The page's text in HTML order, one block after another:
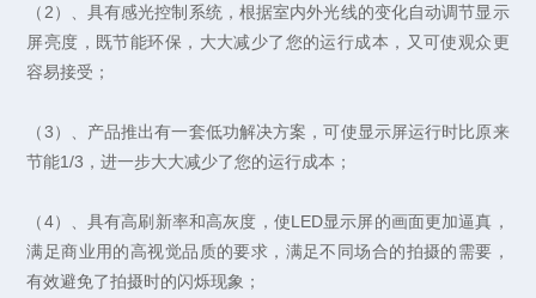
（2）、具有感光控制系统，根据室内外光线的变化自动调节显示
屏亮度，既节能环保，大大减少了您的运行成本，又可使观众更
容易接受；
（3）、产品推出有一套低功解决方案，可使显示屏运行时比原来
节能1/3，进一步大大减少了您的运行成本；
（4）、具有高刷新率和高灰度，使LED显示屏的画面更加逼真，
满足商业用的高视觉品质的要求，满足不同场合的拍摄的需要，
有效避免了拍摄时的闪烁现象；